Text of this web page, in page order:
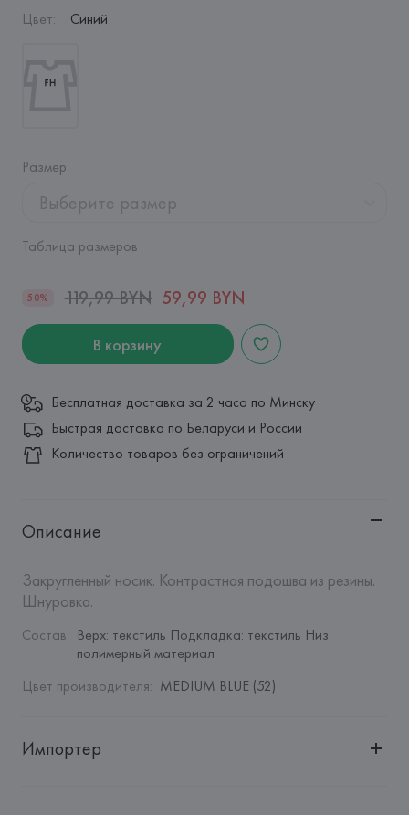
Цвет: Синий
Размер:
Выберите размер
Таблица размеров
50% 119,99 BYN 59,99 BYN
В корзину
Бесплатная доставка за 2 часа по Минску
Быстрая доставка по Беларуси и России
Количество товаров без ограничений
Описание
Закругленный носик. Контрастная подошва из резины.
Шнуровка.
Состав: Верх: текстиль Подкладка: текстиль Низ:
полимерный материал
Цвет производителя: MEDIUM BLUE (52)
Импортер